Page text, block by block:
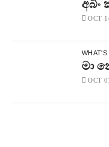
අබිං
OCT
WHAT'S
මා
OCT